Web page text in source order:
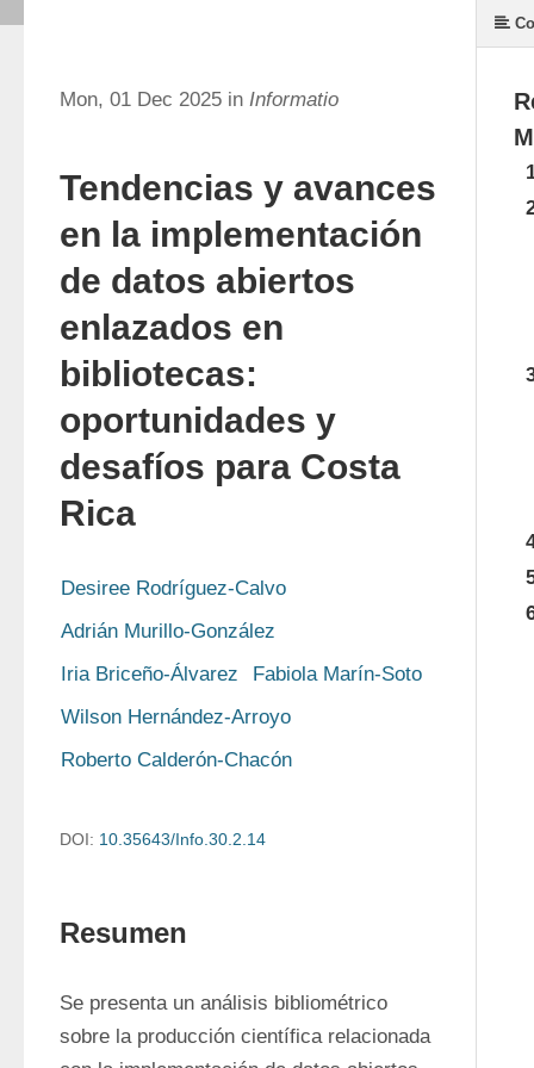
Mon, 01 Dec 2025 in Informatio
Tendencias y avances
en la implementación
de datos abiertos
enlazados en
bibliotecas:
oportunidades y
desafíos para Costa
Rica
Desiree Rodríguez-Calvo
Adrián Murillo-González
Iria Briceño-Álvarez
Fabiola Marín-Soto
Wilson Hernández-Arroyo
Roberto Calderón-Chacón
DOI: 10.35643/Info.30.2.14
Resumen
Se presenta un análisis bibliométrico
sobre la producción científica relacionada